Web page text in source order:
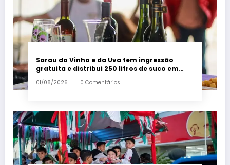
Sarau do Vinho e da Uva tem ingressão
gratuita e distribui 250 litros de suco em
Santa Teresa – Em Dia ES
01/08/2026 0 Comentários